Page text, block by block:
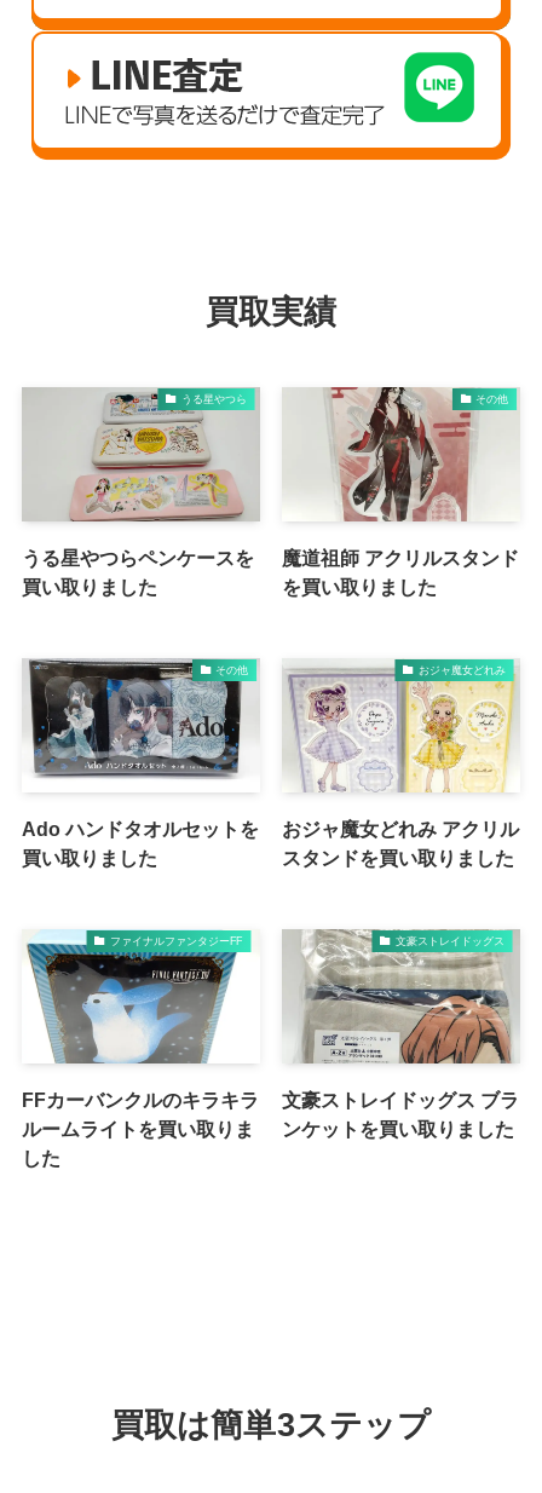
買取実績
うる星やつら
うる星やつらペンケースを
買い取りました
その他
魔道祖師 アクリルスタンド
を買い取りました
その他
Ado ハンドタオルセットを
買い取りました
おジャ魔女どれみ
おジャ魔女どれみ アクリル
スタンドを買い取りました
ファイナルファンタジーFF
FFカーバンクルのキラキラ
ルームライトを買い取りま
した
文豪ストレイドッグス
文豪ストレイドッグス ブラ
ンケットを買い取りました
買取は簡単3ステップ